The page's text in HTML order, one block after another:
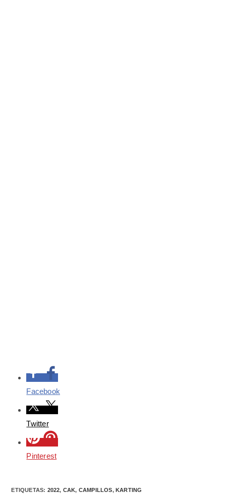
Facebook
Twitter
Pinterest
ETIQUETAS: 2022, CAK, CAMPILLOS, KARTING